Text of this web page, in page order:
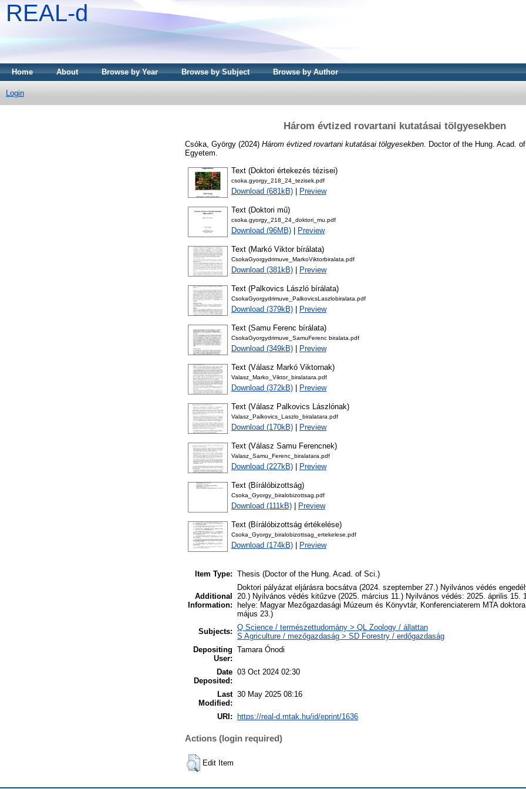
REAL-d
Home About Browse by Year Browse by Subject Browse by Author
Login
Három évtized rovartani kutatásai tölgyesekben
Csóka, György (2024) Három évtized rovartani kutatásai tölgyesekben. Doctor of the Hung. Acad.
Egyetem.
Text (Doktori értekezés tézisei)
csoka.gyorgy_218_24_tezisek.pdf
Download (681kB) Preview
Text (Doktori mű)
csoka.gyorgy_218_24_doktori_mu.pdf
Download (96MB) Preview
Text (Markó Viktor bírálata)
CsokaGyorgydrimuve_MarkoViktorbiralata.pdf
Download (381kB) Preview
Text (Palkovics László bírálata)
CsokaGyorgydrimuve_PalkovicsLaszlobiralata.pdf
Download (379kB) Preview
Text (Samu Ferenc bírálata)
CsokaGyorgydrimuve_SamuFerenc biralata.pdf
Download (349kB) Preview
Text (Válasz Markó Viktornak)
Valasz_Marko_Viktor_biralatara.pdf
Download (372kB) Preview
Text (Válasz Palkovics Lászlónak)
Valasz_Palkovics_Laszlo_biralatara.pdf
Download (170kB) Preview
Text (Válasz Samu Ferencnek)
Valasz_Samu_Ferenc_biralatara.pdf
Download (227kB) Preview
Text (Bírálóbizottság)
Csoka_Gyorgy_biralobizottsag.pdf
Download (111kB) Preview
Text (Bírálóbizottság értékelése)
Csoka_Gyorgy_biralobizottsag_ertekelese.pdf
Download (174kB) Preview
Item Type: Thesis (Doctor of the Hung. Acad. of Sci.)
Additional
Information:
Doktori pályázat eljárásra bocsátva (2024. szeptember 27.) Nyilvános védés
20.) Nyilvános védés kitűzve (2025. március 11.) Nyilvános védés: 2025. április 15.
helye: Magyar Mezőgazdasági Múzeum és Könyvtár, Konferenciaterem MTA
május 23.)
Subjects: Q Science / természettudomány > QL Zoology / állattan
S Agriculture / mezőgazdaság > SD Forestry / erdőgazdaság
Depositing
User:
Tamara Ónodi
Date
Deposited:
03 Oct 2024 02:30
Last
Modified:
30 May 2025 08:16
URI: https://real-d.mtak.hu/id/eprint/1636
Actions (login required)
Edit Item